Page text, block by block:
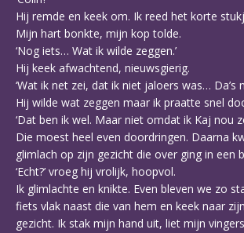
Hij remde en keek om. Ik reed het korte
Mijn hart bonkte, mijn kop tolde.
‘Nog iets… Wat ik wilde zeggen.’
Hij keek afwachtend, nieuwsgierig.
‘Wat ik net zei, dat ik niet jaloers was… Da’s
Hij wilde wat zeggen maar ik praatte snel
‘Dat ben ik wel. Maar niet omdat ik Kaj nou
Die moest heel even doordringen. Daarna
glimlach op zijn gezicht die over ging in een
‘Echt?’ vroeg hij vrolijk, hoopvol.
Ik glimlachte en knikte. Even bleven we zo
fiets vlak naast die van hem en keek naar
gezicht. Ik stak mijn hand uit, liet mijn